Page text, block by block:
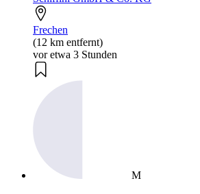
Frechen
(12 km entfernt)
vor etwa 3 Stunden
M